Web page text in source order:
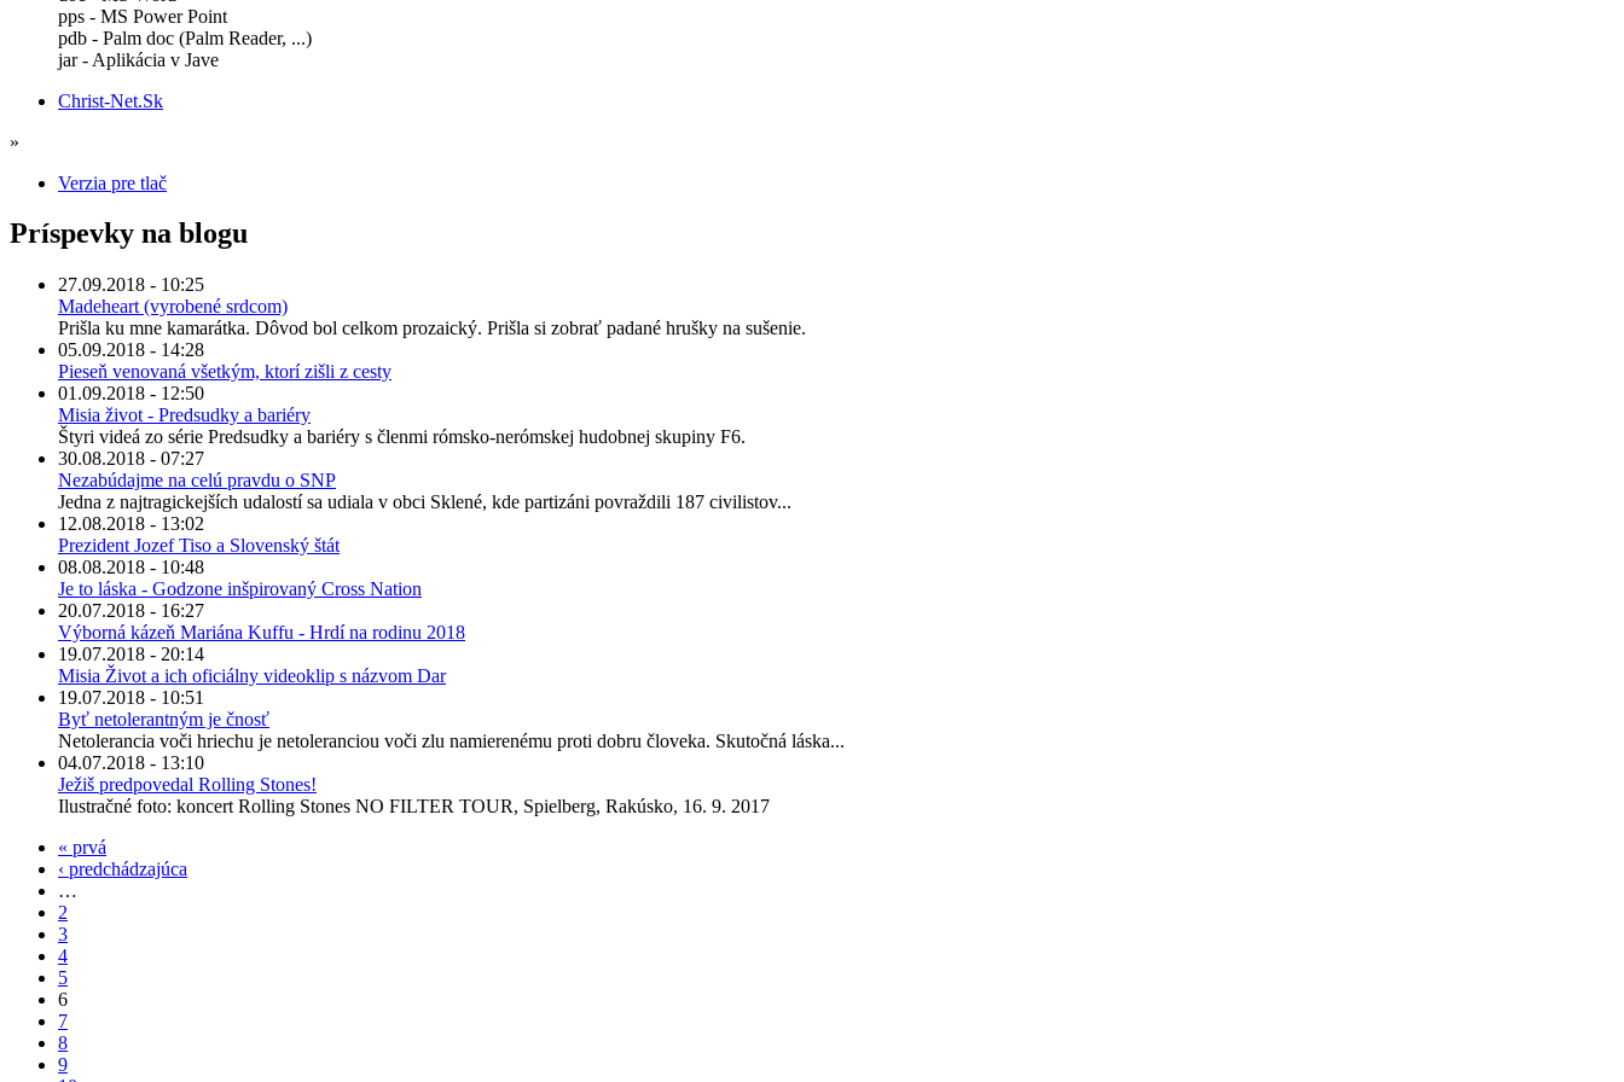
pps - MS Power Point
pdb - Palm doc (Palm Reader, ...)
jar - Aplikácia v Jave
Christ-Net.Sk
»
Verzia pre tlač
Príspevky na blogu
27.09.2018 - 10:25
Madeheart (vyrobené srdcom)
Prišla ku mne kamarátka. Dôvod bol celkom prozaický. Prišla si zobrať padané hrušky na sušenie.
05.09.2018 - 14:28
Pieseň venovaná všetkým, ktorí zišli z cesty
01.09.2018 - 12:50
Misia život - Predsudky a bariéry
Štyri videá zo série Predsudky a bariéry s členmi rómsko-nerómskej hudobnej skupiny F6.
30.08.2018 - 07:27
Nezabúdajme na celú pravdu o SNP
Jedna z najtragickejších udalostí sa udiala v obci Sklené, kde partizáni povraždili 187 civilistov...
12.08.2018 - 13:02
Prezident Jozef Tiso a Slovenský štát
08.08.2018 - 10:48
Je to láska - Godzone inšpirovaný Cross Nation
20.07.2018 - 16:27
Výborná kázeň Mariána Kuffu - Hrdí na rodinu 2018
19.07.2018 - 20:14
Misia Život a ich oficiálny videoklip s názvom Dar
19.07.2018 - 10:51
Byť netolerantným je čnosť
Netolerancia voči hriechu je netoleranciou voči zlu namierenému proti dobru človeka. Skutočná láska...
04.07.2018 - 13:10
Ježiš predpovedal Rolling Stones!
Ilustračné foto: koncert Rolling Stones NO FILTER TOUR, Spielberg, Rakúsko, 16. 9. 2017
« prvá
‹ predchádzajúca
…
2
3
4
5
6
7
8
9